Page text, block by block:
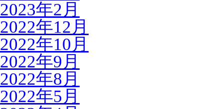
2023年2月
2022年12月
2022年10月
2022年9月
2022年8月
2022年5月